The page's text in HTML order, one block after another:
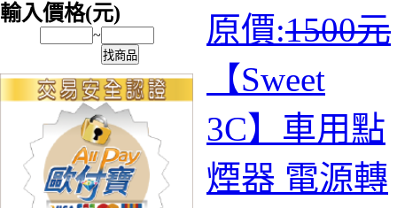
輸入價格(元)
~
找商品
原價:1500元
【Sweet
3C】車用點
煙器 電源轉